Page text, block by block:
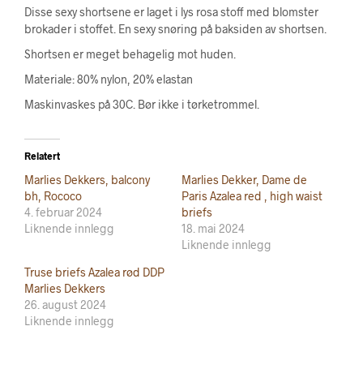
Disse sexy shortsene er laget i lys rosa stoff med blomster
brokader i stoffet. En sexy snøring på baksiden av shortsen.
Shortsen er meget behagelig mot huden.
Materiale: 80% nylon, 20% elastan
Maskinvaskes på 30C. Bør ikke i tørketrommel.
Relatert
Marlies Dekkers, balcony
bh, Rococo
4. februar 2024
Liknende innlegg
Marlies Dekker, Dame de
Paris Azalea red , high waist
briefs
18. mai 2024
Liknende innlegg
Truse briefs Azalea rød DDP
Marlies Dekkers
26. august 2024
Liknende innlegg